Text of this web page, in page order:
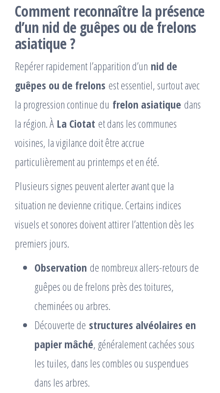
Comment reconnaître la présence
d’un nid de guêpes ou de frelons
asiatique ?
Repérer rapidement l’apparition d’un nid de
guêpes ou de frelons est essentiel, surtout avec
la progression continue du frelon asiatique dans
la région. À La Ciotat et dans les communes
voisines, la vigilance doit être accrue
particulièrement au printemps et en été.
Plusieurs signes peuvent alerter avant que la
situation ne devienne critique. Certains indices
visuels et sonores doivent attirer l’attention dès les
premiers jours.
Observation de nombreux allers-retours de
guêpes ou de frelons près des toitures,
cheminées ou arbres.
Découverte de structures alvéolaires en
papier mâché, généralement cachées sous
les tuiles, dans les combles ou suspendues
dans les arbres.